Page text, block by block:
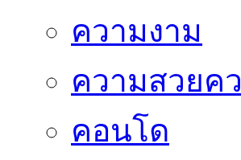
ความงาม
ความสวยค
คอนโด